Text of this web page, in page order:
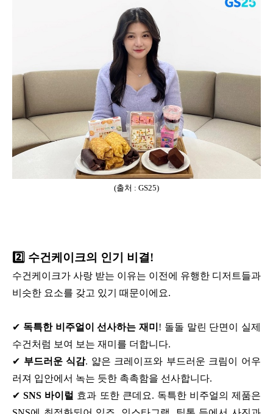
(출처 : GS25)
2️⃣ 수건케이크의 인기 비결!
수건케이크가 사랑 받는 이유는 이전에 유행한 디저트들과
비슷한 요소를 갖고 있기 때문이에요.
✔ 독특한 비주얼이 선사하는 재미 ! 돌돌 말린 단면이 실제
수건처럼 보여 보는 재미를 더합니다.
✔ 부드러운 식감. 얇은 크레이프와 부드러운 크림이 어우
러져 입안에서 녹는 듯한 촉촉함을 선사합니다.
✔ SNS 바이럴 효과 또한 큰데요. 독특한 비주얼의 제품은